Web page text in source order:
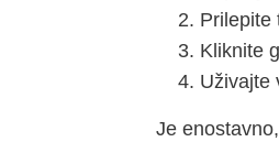
Prilepite
Kliknite
Uživajte
Je